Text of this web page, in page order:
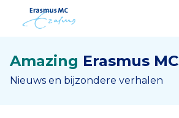
Amazing Erasmus MC
Nieuws en bijzondere verhalen